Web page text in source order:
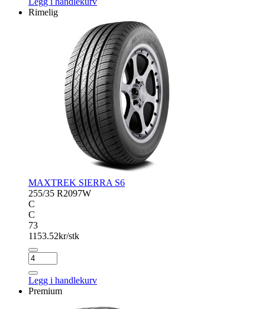
4
Rimelig
MAXTREK SIERRA S6
255/35 R2097W
C
C
73
1153.52kr/stk
MAXTREK
SIERRA
S6
antall
Legg i handlekurv
Premium